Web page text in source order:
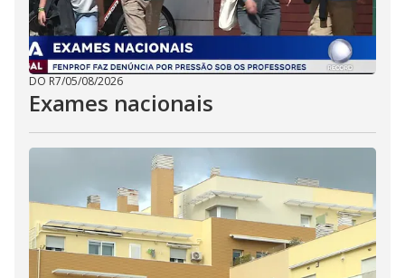
DO R7/05/08/2026
Exames nacionais